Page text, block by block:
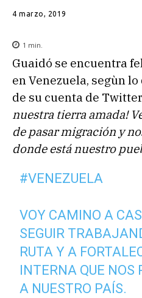
4 marzo, 2019
1 min.
Guaidó se encuentra
en Venezuela, segùn
de su cuenta de
nuestra tierra amada!
de pasar migración y
donde está nuestro
#VENEZUELA
VOY CAMINO A
SEGUIR
RUTA Y A
INTERNA QUE NOS
A NUESTRO PAÍS.